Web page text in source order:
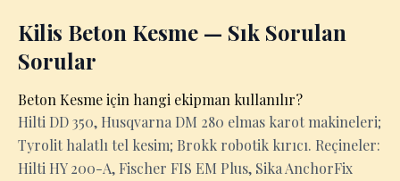
Kilis Beton Kesme — Sık Sorulan
Sorular
Beton Kesme için hangi ekipman kullanılır?
Hilti DD 350, Husqvarna DM 280 elmas karot makineleri;
Tyrolit halatlı tel kesim; Brokk robotik kırıcı. Reçineler:
Hilti HY 200-A, Fischer FIS EM Plus, Sika AnchorFix